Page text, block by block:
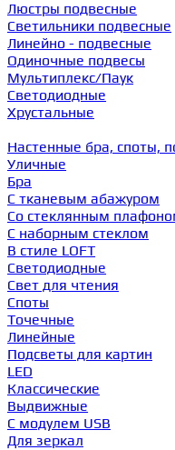
Люстры подвесные
Светильники подвесные
Линейно - подвесные
Одиночные подвесы
Мультиплекс/Паук
Светодиодные
Хрустальные
Настенные бра, споты,
Уличные
Бра
С тканевым абажуром
Со стеклянным
С наборным стеклом
В стиле LOFT
Светодиодные
Свет для чтения
Споты
Точечные
Линейные
Подсветы для картин
LED
Классические
Выдвижные
С модулем USB
Для зеркал